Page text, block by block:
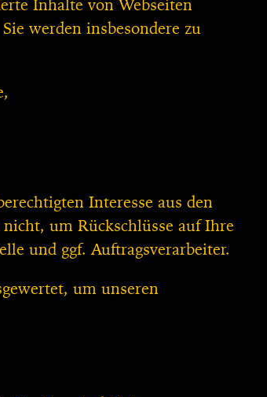
Inhalte von Webseiten
werden insbesondere zu
Interesse aus den
um Rückschlüsse auf Ihre
und ggf. Auftragsverarbeiter.
um unseren